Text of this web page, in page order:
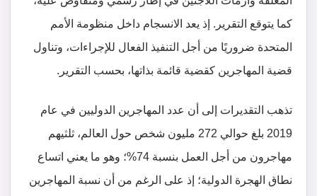
كما يتوقع التقرير. إذ يعد الانسجام داخل منظومة الأمم
المتحدة ضروريًا من أجل التنفيذ الفعال للإجراءات، وتناول
قضية المهاجرين كقضية قائمة بذاتها، بحسب التقرير.
تذهب التقديرات إلى أن عدد المهاجرين الدوليين في عام
2019 بلغ حوالي 272 مليون شخص حول العالم، ثلثيهم
مهاجرون من أجل العمل بنسبة 74%؛ وهو ما يعني اتساع
نطاق الهجرة الدولية؛ إذ على الرغم من أن نسبة المهاجرين